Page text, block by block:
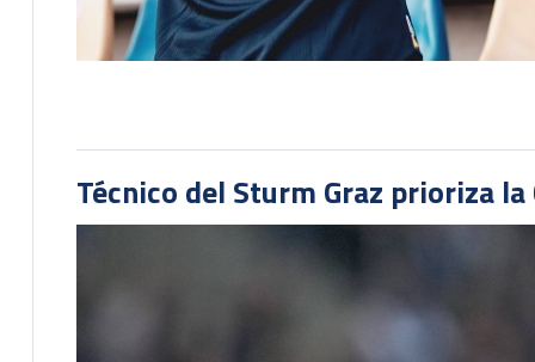
Técnico del Sturm Graz prioriza